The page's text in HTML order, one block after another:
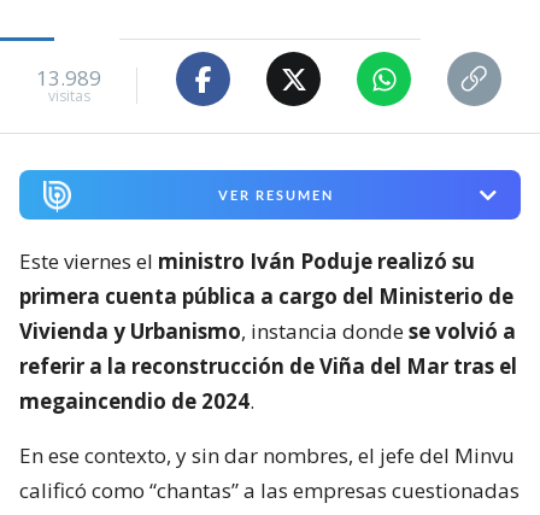
13.989
visitas
VER RESUMEN
Este viernes el ministro Iván Poduje realizó su
primera cuenta pública a cargo del Ministerio de
Vivienda y Urbanismo, instancia dondese volvió a
referir a la reconstrucción de Viña del Mar tras el
megaincendio de 2024.
En ese contexto, y sin dar nombres, el jefe del Minvu
calificó como “chantas” a las empresas cuestionadas